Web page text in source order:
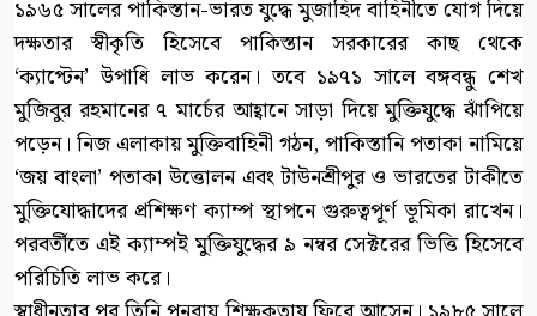
১৯৬৫ সালের পাকিস্তান-ভারত যুদ্ধে মুজাহিদ বাহিনীতে যোগ দিয়ে
দক্ষতার স্বীকৃতি হিসেবে পাকিস্তান সরকারের কাছ থেকে
‘ক্যাপ্টেন’ উপাধি লাভ করেন। তবে ১৯৭১ সালে বঙ্গবন্ধু শেখ
মুজিবুর রহমানের ৭ মার্চের আহ্বানে সাড়া দিয়ে মুক্তিযুদ্ধে ঝাঁপিয়ে
পড়েন। নিজ এলাকায় মুক্তিবাহিনী গঠন, পাকিস্তানি পতাকা নামিয়ে
‘জয় বাংলা’ পতাকা উত্তোলন এবং টাউনশ্রীপুর ও ভারতের টাকীতে
মুক্তিযোদ্ধাদের প্রশিক্ষণ ক্যাম্প স্থাপনে গুরুত্বপূর্ণ ভূমিকা রাখেন।
পরবর্তীতে এই ক্যাম্পই মুক্তিযুদ্ধের ৯ নম্বর সেক্টরের ভিত্তি হিসেবে
পরিচিতি লাভ করে।